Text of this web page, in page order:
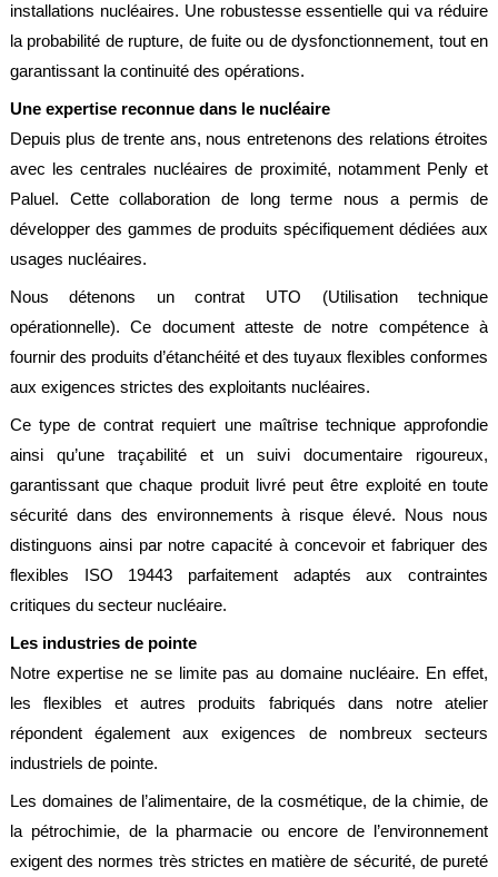
installations nucléaires. Une robustesse essentielle qui va réduire
la probabilité de rupture, de fuite ou de dysfonctionnement, tout en
garantissant la continuité des opérations.
Une expertise reconnue dans le nucléaire
Depuis plus de trente ans, nous entretenons des relations étroites
avec les centrales nucléaires de proximité, notamment Penly et
Paluel. Cette collaboration de long terme nous a permis de
développer des gammes de produits spécifiquement dédiées aux
usages nucléaires.
Nous détenons un contrat UTO (Utilisation technique
opérationnelle). Ce document atteste de notre compétence à
fournir des produits d’étanchéité et des tuyaux flexibles conformes
aux exigences strictes des exploitants nucléaires.
Ce type de contrat requiert une maîtrise technique approfondie
ainsi qu’une traçabilité et un suivi documentaire rigoureux,
garantissant que chaque produit livré peut être exploité en toute
sécurité dans des environnements à risque élevé. Nous nous
distinguons ainsi par notre capacité à concevoir et fabriquer des
flexibles ISO 19443 parfaitement adaptés aux contraintes
critiques du secteur nucléaire.
Les industries de pointe
Notre expertise ne se limite pas au domaine nucléaire. En effet,
les flexibles et autres produits fabriqués dans notre atelier
répondent également aux exigences de nombreux secteurs
industriels de pointe.
Les domaines de l’alimentaire, de la cosmétique, de la chimie, de
la pétrochimie, de la pharmacie ou encore de l’environnement
exigent des normes très strictes en matière de sécurité, de pureté